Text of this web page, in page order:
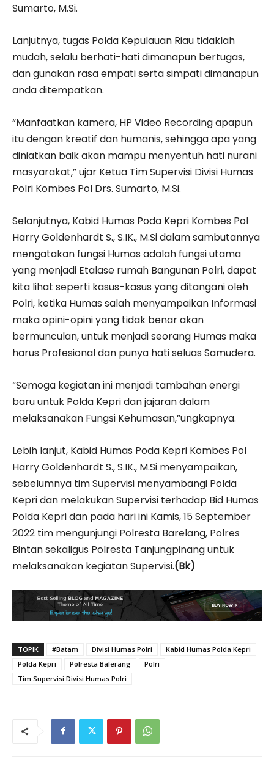
Sumarto, M.Si.
Lanjutnya, tugas Polda Kepulauan Riau tidaklah
mudah, selalu berhati-hati dimanapun bertugas,
dan gunakan rasa empati serta simpati dimanapun
anda ditempatkan.
“Manfaatkan kamera, HP Video Recording apapun
itu dengan kreatif dan humanis, sehingga apa yang
diniatkan baik akan mampu menyentuh hati nurani
masyarakat,” ujar Ketua Tim Supervisi Divisi Humas
Polri Kombes Pol Drs. Sumarto, M.Si.
Selanjutnya, Kabid Humas Poda Kepri Kombes Pol
Harry Goldenhardt S., S.IK., M.Si dalam sambutannya
mengatakan fungsi Humas adalah fungsi utama
yang menjadi Etalase rumah Bangunan Polri, dapat
kita lihat seperti kasus-kasus yang ditangani oleh
Polri, ketika Humas salah menyampaikan Informasi
maka opini-opini yang tidak benar akan
bermunculan, untuk menjadi seorang Humas maka
harus Profesional dan punya hati seluas Samudera.
“Semoga kegiatan ini menjadi tambahan energi
baru untuk Polda Kepri dan jajaran dalam
melaksanakan Fungsi Kehumasan,”ungkapnya.
Lebih lanjut, Kabid Humas Poda Kepri Kombes Pol
Harry Goldenhardt S., S.IK., M.Si menyampaikan,
sebelumnya tim Supervisi menyambangi Polda
Kepri dan melakukan Supervisi terhadap Bid Humas
Polda Kepri dan pada hari ini Kamis, 15 September
2022 tim mengunjungi Polresta Barelang, Polres
Bintan sekaligus Polresta Tanjungpinang untuk
melaksanakan kegiatan Supervisi.(Bk)
TOPIK #Batam Divisi Humas Polri
Kabid Humas Polda Kepri
Polda Kepri
Polresta Balerang
Polri
Tim Supervisi Divisi Humas Polri